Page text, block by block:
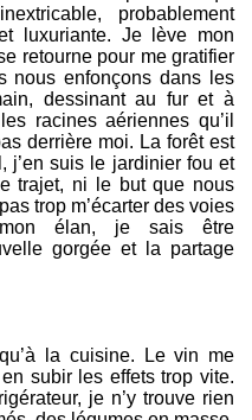
probablement
luxuriante. Je lève mon
retourne pour me gratifier
nous enfonçons dans les
dessinant au fur et à
racines aériennes qu’il
derrière moi. La forêt est
j’en suis le jardinier fou et
trajet, ni le but que nous
trop m’écarter des voies
mon élan, je sais être
gorgée et la partage
la cuisine. Le vin me
subir les effets trop vite.
je n’y trouve rien